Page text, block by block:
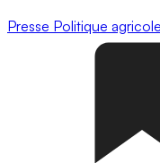
Presse Politique agricole